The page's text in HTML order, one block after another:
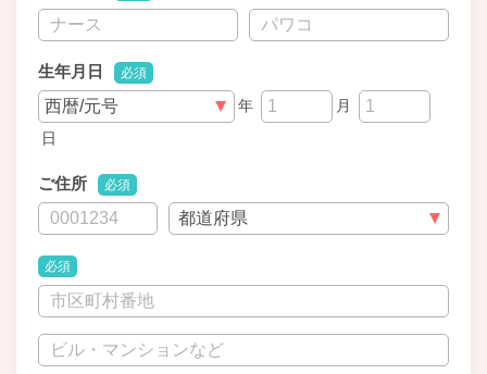
生年月日 必須
年
月
日
ご住所 必須
必須